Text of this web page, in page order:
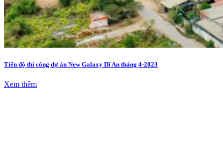
Tiến độ thi công dự án New Galaxy Dĩ An tháng 4-2023
Xem thêm